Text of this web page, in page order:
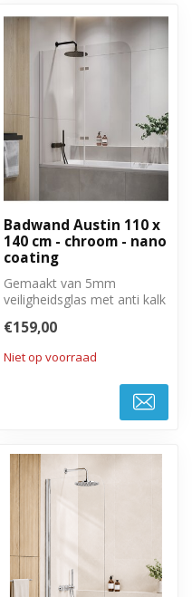
Badwand Austin 110 x
140 cm - chroom - nano
coating
Gemaakt van 5mm
veiligheidsglas met anti kalk
te draai...
€159,00
Niet op voorraad